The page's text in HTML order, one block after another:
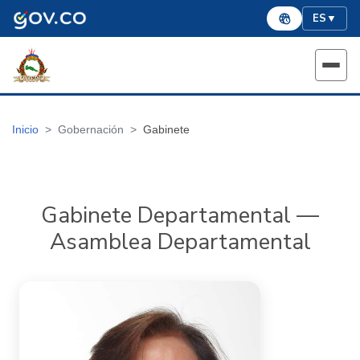
ES▼
Inicio Gobernación Gabinete
Gabinete Departamental —
Asamblea Departamental
Ana María Cuellar Cubillos
Cargo:
Asamblea Departamental